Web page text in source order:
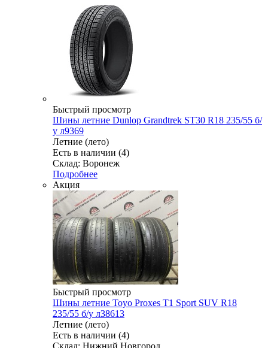
Быстрый просмотр
Шины летние Dunlop Grandtrek ST30 R18 235/55 б/
у л9369
Летние (лето)
Есть в наличии (4)
Склад: Воронеж
Подробнее
Акция
Быстрый просмотр
Шины летние Toyo Proxes T1 Sport SUV R18
235/55 б/у л38613
Летние (лето)
Есть в наличии (4)
Склад: Нижний Новгород